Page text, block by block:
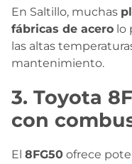
En Saltillo, muchas
fábricas de acero lo
las altas
mantenimiento.
3. Toyota
con
El 8FG50 ofrece